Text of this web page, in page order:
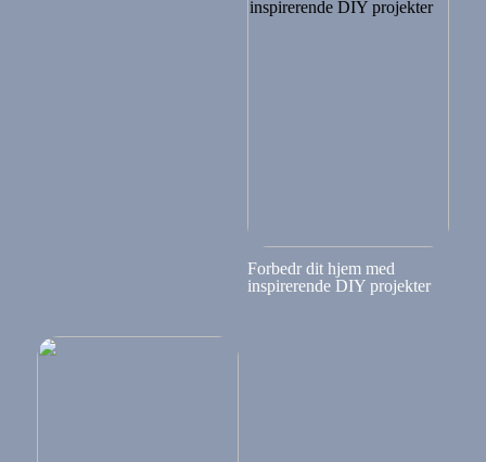
Forbedr dit hjem med
inspirerende DIY projekter